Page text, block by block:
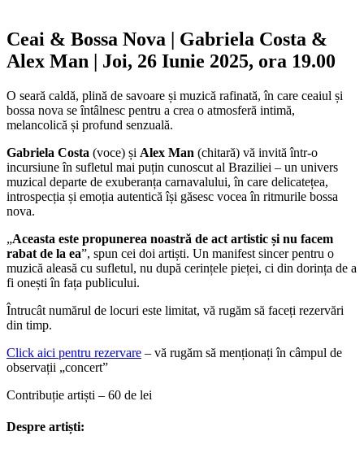
Ceai & Bossa Nova | Gabriela Costa &
Alex Man | Joi, 26 Iunie 2025, ora 19.00
O seară caldă, plină de savoare și muzică rafinată, în care ceaiul și
bossa nova se întâlnesc pentru a crea o atmosferă intimă,
melancolică și profund senzuală.
Gabriela Costa (voce) și Alex Man (chitară) vă invită într-o
incursiune în sufletul mai puțin cunoscut al Braziliei – un univers
muzical departe de exuberanța carnavalului, în care delicatețea,
introspecția și emoția autentică își găsesc vocea în ritmurile bossa
nova.
„Aceasta este propunerea noastră de act artistic și nu facem
rabat de la ea”, spun cei doi artiști. Un manifest sincer pentru o
muzică aleasă cu sufletul, nu după cerințele pieței, ci din dorința de a
fi onești în fața publicului.
Întrucât numărul de locuri este limitat, vă rugăm să faceți rezervări
din timp.
Click aici pentru rezervare – vă rugăm să menționați în câmpul de
observații „concert”
Contribuție artiști – 60 de lei
Despre artiști: